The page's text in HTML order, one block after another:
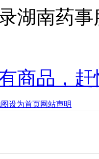
湖南药
商品，
设为首页网站声明